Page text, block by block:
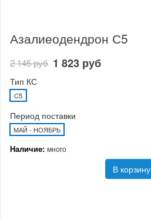
Азалиеодендрон С5
2 145 руб 1 823 руб
Тип КС
C5
Период поставки
МАЙ - НОЯБРЬ
Наличие: много
В корзину